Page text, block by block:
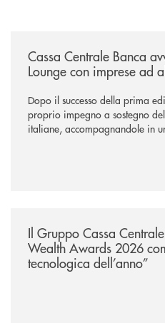
Cassa Centrale Banca
Lounge con imprese ad
Dopo il successo della prima
proprio impegno a sostegno
italiane, accompagnandole in
Il Gruppo Cassa
Wealth Awards 2026
tecnologica dell’anno”